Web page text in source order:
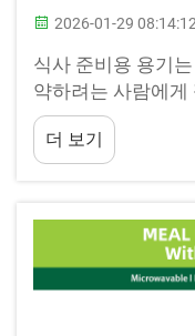
2026-01-29 08:14:12
식사 준비용 용기
약하려는 사람에
람들이 식사 준비
주간에도 손쉽게
다. BPA 프리 플라
더 보기